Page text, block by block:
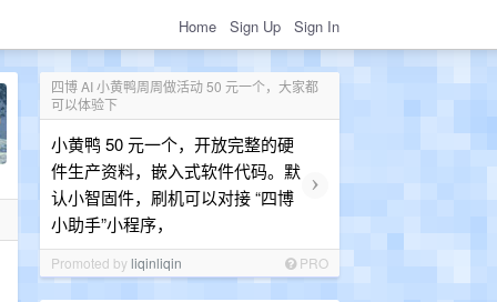
Home Sign Up Sign In
四博 AI 小黄鸭周周做活动 50 元一个，大家都
可以体验下
小黄鸭 50 元一个，开放完整的硬
件生产资料，嵌入式软件代码。默
认小智固件，刷机可以对接 “四博
小助手”小程序，
›
Promoted byliqinliqin PRO